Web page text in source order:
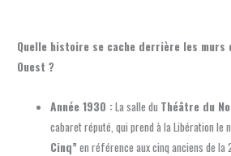
Quelle histoire se cache derrière les murs
Ouest ?
Année 1930 :La salle du Théâtre du
cabaret réputé, qui prend à la Libération le
Cinq”en référence aux cinq anciens de la